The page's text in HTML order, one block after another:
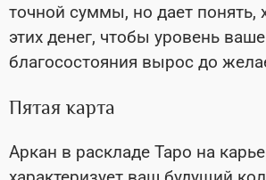
точной суммы, но дает понять,
этих денег, чтобы уровень
благосостояния вырос до
Пятая карта
Аркан в раскладе Таро на